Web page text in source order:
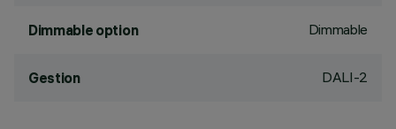
Dimmable option Dimmable
Gestion DALI-2